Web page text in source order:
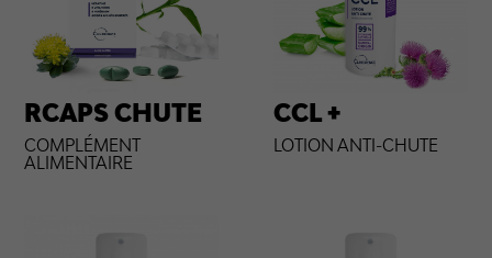
RCAPS CHUTE
COMPLÉMENT
ALIMENTAIRE
CCL +
LOTION ANTI-CHUTE